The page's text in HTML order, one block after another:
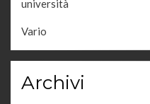
università
Vario
Archivi